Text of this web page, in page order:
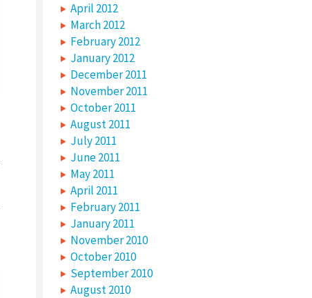
April 2012
March 2012
February 2012
January 2012
December 2011
November 2011
October 2011
August 2011
July 2011
June 2011
May 2011
April 2011
February 2011
January 2011
November 2010
October 2010
September 2010
August 2010